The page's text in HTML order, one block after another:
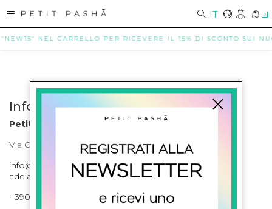
IT 0
NEL CARRELLO PER RICEVERE IL 15% DI SCONTO SUI
Info contatti
Petit Pasha
Via Cilea, 255 Napoli Corso Umberto I 301 Napoli
info@petitpasha.com, petitpasha@hotmail.it,
adelaide.petitpasha@hotmail.com
+39081643421 , +390812351280